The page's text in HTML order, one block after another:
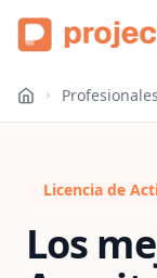
Profesionales
Licencia de
Los